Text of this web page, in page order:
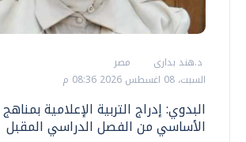
د.هند بدارى
مصر
السبت، 08 اغسطس 2026 08:36 م
البدوي: إدراج التربية الإعلامية
الأساسي من الفصل الدراسي المقبل